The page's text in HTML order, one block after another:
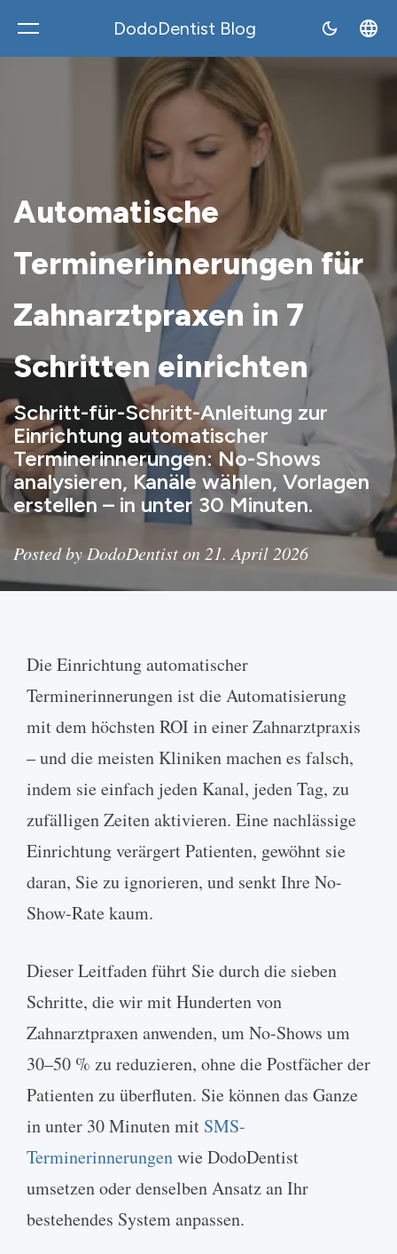
DodoDentist Blog
Automatische
Terminerinnerungen für
Zahnarztpraxen in 7
Schritten einrichten
Schritt-für-Schritt-Anleitung zur
Einrichtung automatischer
Terminerinnerungen: No-Shows
analysieren, Kanäle wählen, Vorlagen
erstellen – in unter 30 Minuten.
Posted by DodoDentist on 21. April 2026
Die Einrichtung automatischer
Terminerinnerungen ist die Automatisierung
mit dem höchsten ROI in einer Zahnarztpraxis
– und die meisten Kliniken machen es falsch,
indem sie einfach jeden Kanal, jeden Tag, zu
zufälligen Zeiten aktivieren. Eine nachlässige
Einrichtung verärgert Patienten, gewöhnt sie
daran, Sie zu ignorieren, und senkt Ihre No-
Show-Rate kaum.
Dieser Leitfaden führt Sie durch die sieben
Schritte, die wir mit Hunderten von
Zahnarztpraxen anwenden, um No-Shows um
30–50 % zu reduzieren, ohne die Postfächer der
Patienten zu überfluten. Sie können das Ganze
in unter 30 Minuten mit SMS-
Terminerinnerungenwie DodoDentist
umsetzen oder denselben Ansatz an Ihr
bestehendes System anpassen.